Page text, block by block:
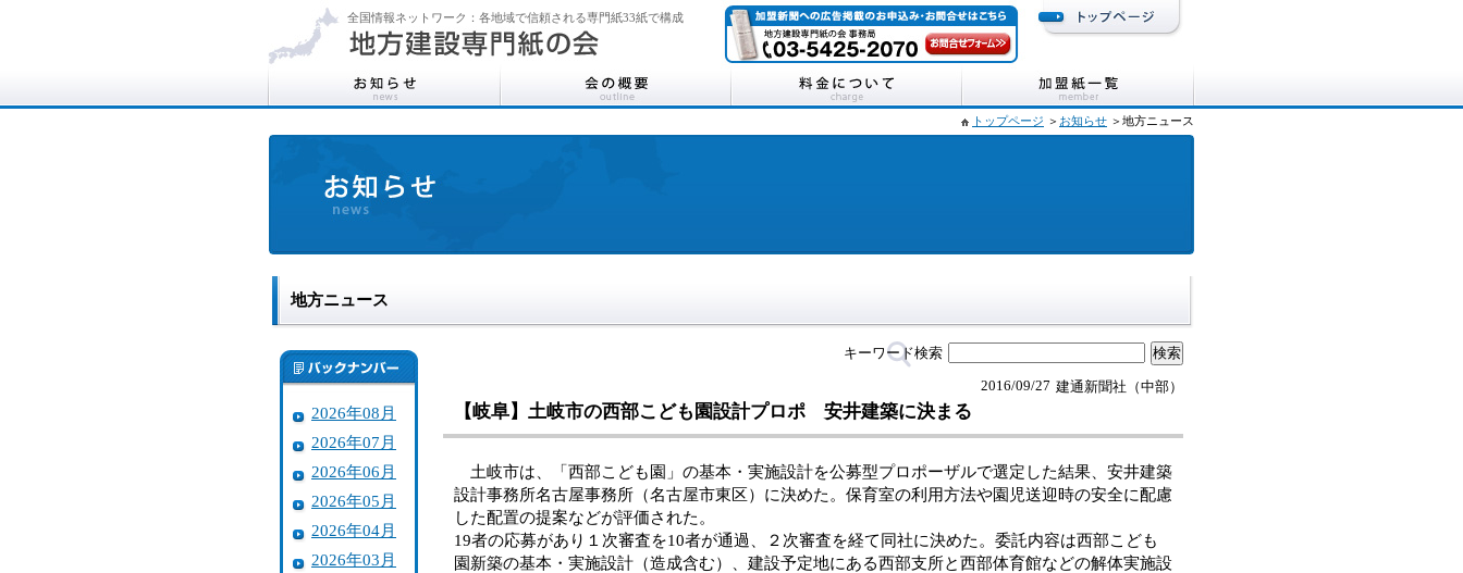
全国情報ネットワーク：各地域で信頼される専門紙33紙で構成
トップページ ＞ お知らせ ＞地方ニュース
地方ニュース
2026年08月
2026年07月
2026年06月
2026年05月
2026年04月
2026年03月
キーワード検索
建通新聞社（中部）
2016/09/27
【岐阜】土岐市の西部こども園設計プロポ 安井建築に決まる
土岐市は、「西部こども園」の基本・実施設計を公募型プロポーザルで選定した結果、安井建築
設計事務所名古屋事務所（名古屋市東区）に決めた。保育室の利用方法や園児送迎時の安全に配慮
した配置の提案などが評価された。
19者の応募があり１次審査を10者が通過、２次審査を経て同社に決めた。委託内容は西部こども
園新築の基本・実施設計（造成含む）、建設予定地にある西部支所と西部体育館などの解体実施設